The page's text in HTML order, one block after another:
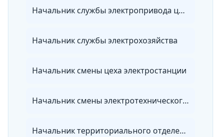
Начальник службы электропривода цеха
Начальник службы электрохозяйства
Начальник смены цеха электростанции
Начальник смены электротехнического цеха теплоэлектроцентрали
Начальник территориального отделения энергосбытовой организации